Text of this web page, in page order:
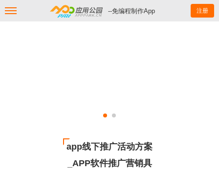
--免编程制作App 注册
app线下推广活动方案
_APP软件推广营销具